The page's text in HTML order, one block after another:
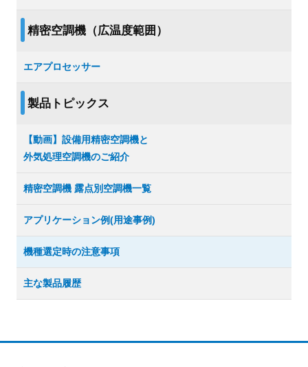
精密空調機（広温度範囲）
エアプロセッサー
製品トピックス
【動画】設備用精密空調機と
外気処理空調機のご紹介
精密空調機 露点別空調機一覧
アプリケーション例(用途事例)
機種選定時の注意事項
主な製品履歴